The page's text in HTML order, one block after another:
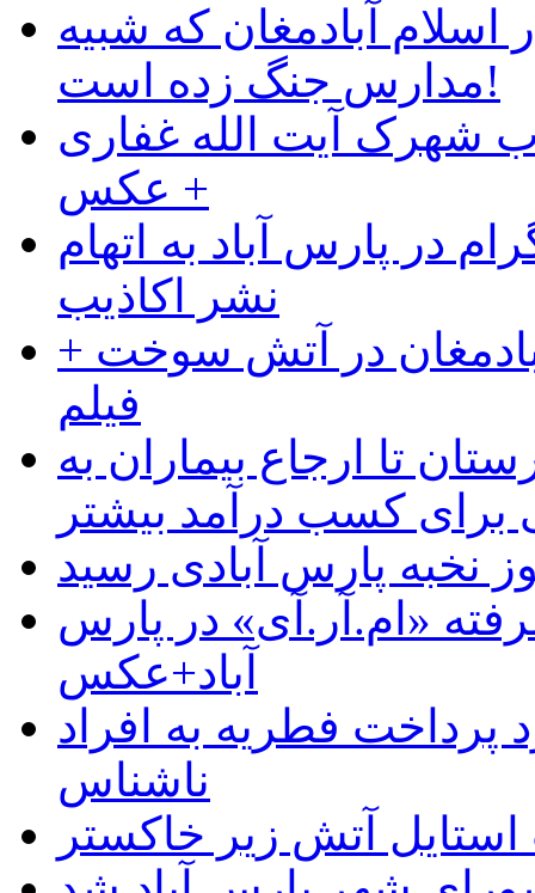
آبادمغان که شبیه
مدارس جنگ زده است!
شهرک آیت الله غفاری
+ عکس
در پارس آباد به اتهام
نشر اکاذیب
در آتش سوخت +
فیلم
تا ارجاع بیماران به
کسب درآمد بیشتر
نخبه پارس آبادی رسید
«ام.آر.آی» در پارس
آباد+عکس
پرداخت فطریه به افراد
ناشناس
آتش زیر خاکستر